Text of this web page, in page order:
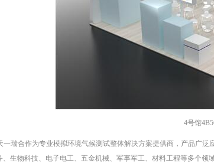
4号馆
一瑞合作为专业模拟环境气候测试整体解决方案提供商，产品广泛
、生物科技、电子电工、五金机械、军事军工、材料工程等多个